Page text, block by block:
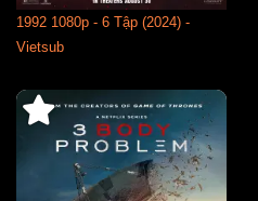
1992 1080p - 6 Tập (2024) -
Vietsub